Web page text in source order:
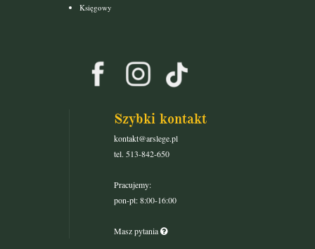
Księgowy
Szybki kontakt
kontakt@arslege.pl
tel. 513-842-650
Pracujemy:
pon-pt: 8:00-16:00
Masz pytania